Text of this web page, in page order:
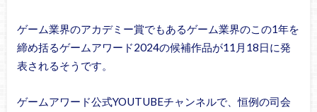
ゲーム業界のアカデミー賞でもあるゲーム業界のこの1年を
締め括るゲームアワード2024の候補作品が11月18日に発
表されるそうです。
ゲームアワード公式YOUTUBEチャンネルで、恒例の司会